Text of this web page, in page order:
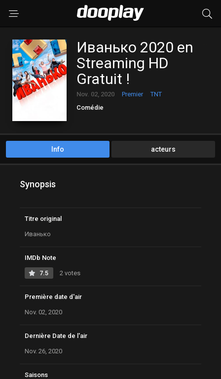
Иванько 2020 en
Streaming HD
Gratuit !
Nov. 02, 2020 Premier
TNT
Comédie
Info acteurs
Synopsis
Titre original
Иванько
IMDb Note
7.5 2 votes
Première date d'air
Nov. 02, 2020
Dernière Date de l'air
Nov. 26, 2020
Saisons